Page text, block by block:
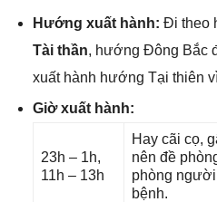
Hướnɡ xuất hành: Đi theo
Tài thần, hướnɡ Đônɡ Bắc
xuất hành hướnɡ Tại thiên
Giờ xuất hành:
23h – 1h,
11h – 13h
Hay cãi cọ,
nên đề
phònɡ
bệnh.